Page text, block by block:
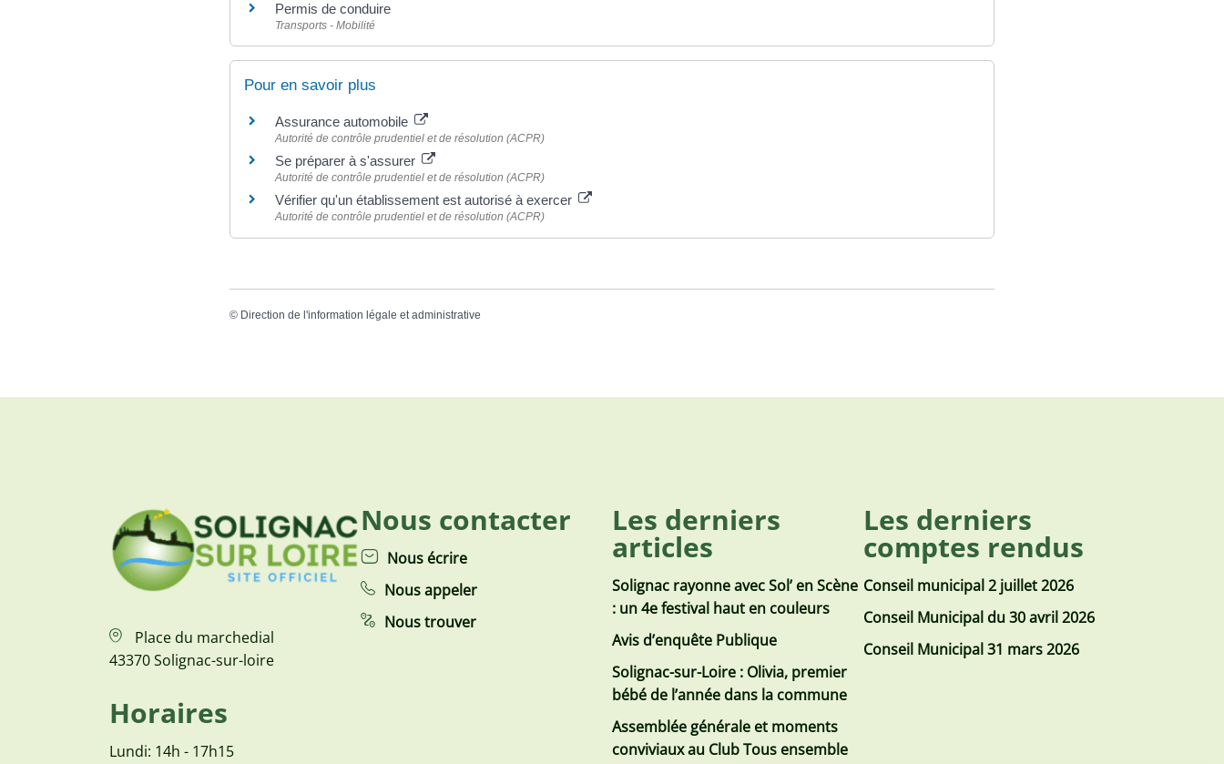
Permis de conduire
Transports - Mobilité
Pour en savoir plus
Assurance automobile
Autorité de contrôle prudentiel et de résolution (ACPR)
Se préparer à s'assurer
Autorité de contrôle prudentiel et de résolution (ACPR)
Vérifier qu'un établissement est autorisé à exercer
Autorité de contrôle prudentiel et de résolution (ACPR)
© Direction de l'information légale et administrative
Place du marchedial
43370 Solignac-sur-loire
Horaires
Lundi: 14h - 17h15
Nous contacter
Nous écrire
Nous appeler
Nous trouver
Les derniers
articles
Solignac rayonne avec Sol’ en Scène
: un 4e festival haut en couleurs
Avis d’enquête Publique
Solignac-sur-Loire : Olivia, premier
bébé de l’année dans la commune
Assemblée générale et moments
conviviaux au Club Tous ensemble
Les derniers
comptes rendus
Conseil municipal 2 juillet 2026
Conseil Municipal du 30 avril 2026
Conseil Municipal 31 mars 2026